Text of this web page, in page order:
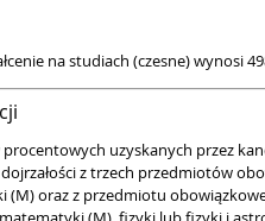
na studiach (czesne) wynosi
uzyskanych przez
z trzech przedmiotów
(M) oraz z przedmiotu